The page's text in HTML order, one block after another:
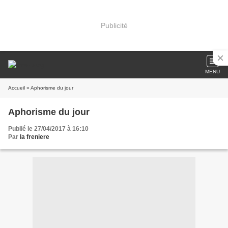
Publicité
MENU
Accueil » Aphorisme du jour
Aphorisme du jour
Publié le 27/04/2017 à 16:10
Par la freniere